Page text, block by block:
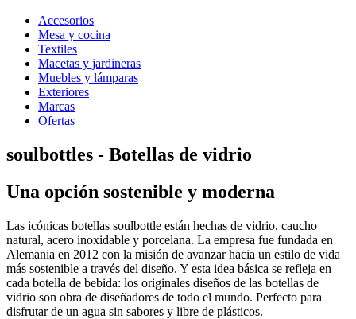
Accesorios
Mesa y cocina
Textiles
Macetas y jardineras
Muebles y lámparas
Exteriores
Marcas
Ofertas
soulbottles - Botellas de vidrio
Una opción sostenible y moderna
Las icónicas botellas soulbottle están hechas de vidrio, caucho
natural, acero inoxidable y porcelana. La empresa fue fundada en
Alemania en 2012 con la misión de avanzar hacia un estilo de vida
más sostenible a través del diseño. Y esta idea básica se refleja en
cada botella de bebida: los originales diseños de las botellas de
vidrio son obra de diseñadores de todo el mundo. Perfecto para
disfrutar de un agua sin sabores y libre de plásticos.